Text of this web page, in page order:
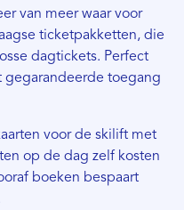
van meer waar voor
ticketpakketten, die
dagtickets. Perfect
gegarandeerde toegang
voor de skilift met
op de dag zelf kosten
boeken bespaart